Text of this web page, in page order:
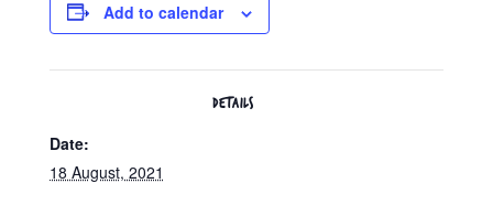
Add to calendar
DETAILS
Date:
18 August, 2021